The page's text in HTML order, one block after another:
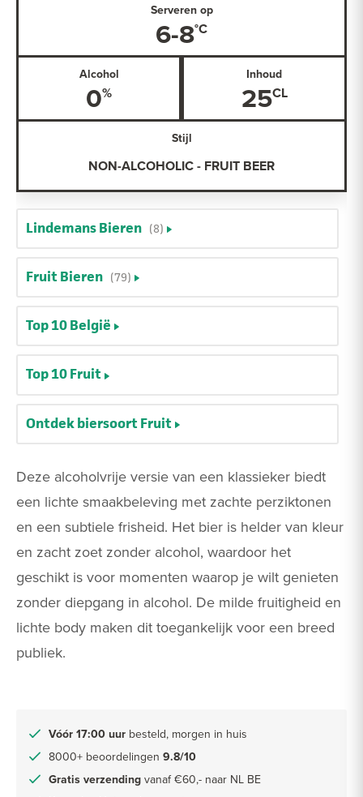
Deze alcoholvrije versie van een klassieker biedt
een lichte smaakbeleving met zachte perziktonen
en een subtiele frisheid. Het bier is helder van kleur
en zacht zoet zonder alcohol, waardoor het
geschikt is voor momenten waarop je wilt genieten
zonder diepgang in alcohol. De milde fruitigheid en
lichte body maken dit toegankelijk voor een breed
publiek.
Vóór 17:00 uur besteld, morgen in huis
8000+ beoordelingen 9.8/10
Gratis verzending vanaf €60,- naar NL BE
Serveren op
6-8
Alcohol
0
Inhoud
25
Stijl
NON-ALCOHOLIC - FRUIT BEER
Lindemans Bieren (8)
Fruit Bieren (79)
Top 10 België
Top 10 Fruit
Ontdek biersoort Fruit